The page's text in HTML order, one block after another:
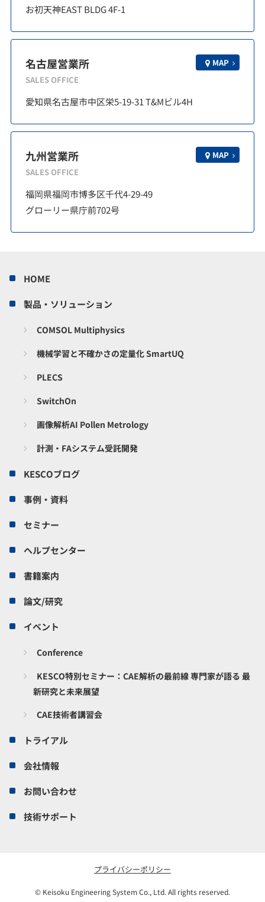
お初天神EAST BLDG 4F-1
名古屋営業所
SALES OFFICE
MAP
愛知県名古屋市中区栄5-19-31 T&Mビル4H
九州営業所
SALES OFFICE
MAP
福岡県福岡市博多区千代4-29-49
グローリー県庁前702号
HOME
製品・ソリューション
COMSOL Multiphysics
機械学習と不確かさの定量化 SmartUQ
PLECS
SwitchOn
画像解析AI Pollen Metrology
計測・FAシステム受託開発
KESCOブログ
事例・資料
セミナー
ヘルプセンター
書籍案内
論文/研究
イベント
Conference
KESCO特別セミナー：CAE解析の最前線 専門家が語る 最
新研究と未来展望
CAE技術者講習会
トライアル
会社情報
お問い合わせ
技術サポート
プライバシーポリシー
© Keisoku Engineering System Co., Ltd. All rights reserved.